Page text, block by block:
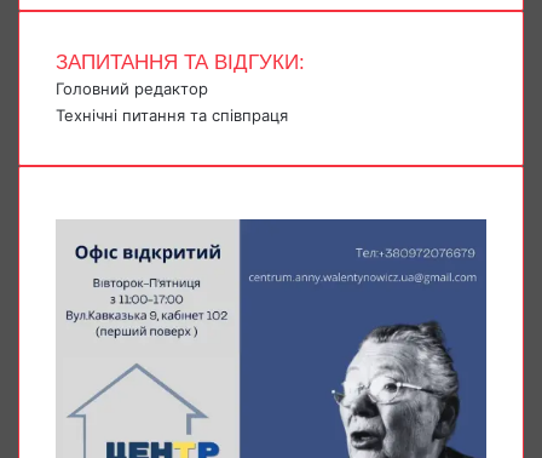
ЗАПИТАННЯ ТА ВІДГУКИ:
Головний редактор
Технічні питання та співпраця